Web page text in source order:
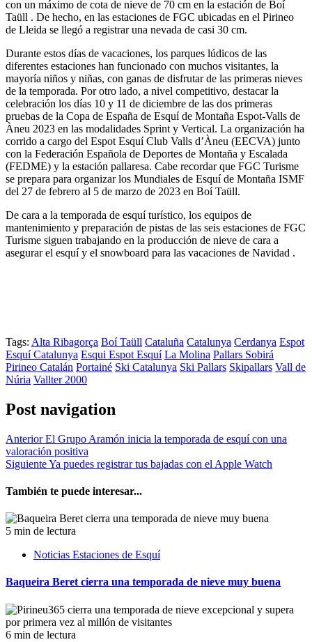
con un máximo de cota de nieve de 70 cm en la estación de Boí
Taüll . De hecho, en las estaciones de FGC ubicadas en el Pirineo
de Lleida se llegó a registrar una nevada de casi 30 cm.
Durante estos días de vacaciones, los parques lúdicos de las
diferentes estaciones han funcionado con muchos visitantes, la
mayoría niños y niñas, con ganas de disfrutar de las primeras nieves
de la temporada. Por otro lado, a nivel competitivo, destacar la
celebración los días 10 y 11 de diciembre de las dos primeras
pruebas de la Copa de España de Esquí de Montaña Espot-Valls de
Àneu 2023 en las modalidades Sprint y Vertical. La organización ha
corrido a cargo del Espot Esquí Club Valls d’Àneu (EECVA) junto
con la Federación Española de Deportes de Montaña y Escalada
(FEDME) y la estación pallaresa. Cabe recordar que FGC Turisme
se prepara para organizar los Mundiales de Esquí de Montaña ISMF
del 27 de febrero al 5 de marzo de 2023 en Boí Taüll.
De cara a la temporada de esquí turístico, los equipos de
mantenimiento y preparación de pistas de las seis estaciones de FGC
Turisme siguen trabajando en la producción de nieve de cara a
asegurar el esquí y el snowboard para las vacaciones de Navidad .
Tags: Alta Ribagorça Boí Taüll Cataluña Catalunya Cerdanya Espot
Esquí Catalunya Esqui Espot Esquí La Molina Pallars Sobirá
Pirineo Catalán Portainé Ski Catalunya Ski Pallars Skipallars Vall de
Núria Vallter 2000
Post navigation
AnteriorEl Grupo Aramón inicia la temporada de esquí con una
valoración positiva
SiguienteYa puedes registrar tus bajadas con el Apple Watch
También te puede interesar...
5 min de lectura
Noticias Estaciones de Esquí
Baqueira Beret cierra una temporada de nieve muy buena
6 min de lectura